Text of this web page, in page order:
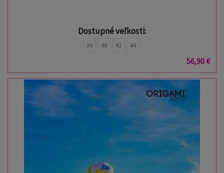
Dostupné veľkosti:
36 40 42 44
56,90 €